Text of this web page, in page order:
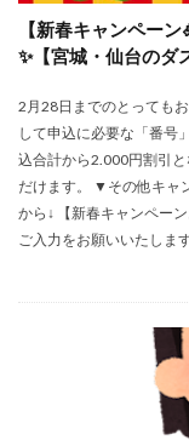
【新春キャンペー
✨【宮城・仙台のダ
2月28日までのとっても
して申込に必要な「番
込合計から2.000円割引
だけます。 ▼その他キャ
から↓ 【新春キャンペー
ご入力をお願いいたしま